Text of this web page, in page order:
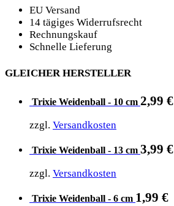
EU Versand
14 tägiges Widerrufsrecht
Rechnungskauf
Schnelle Lieferung
GLEICHER HERSTELLER
Trixie Weidenball - 10 cm 2,99 €
zzgl. Versandkosten
Trixie Weidenball - 13 cm 3,99 €
zzgl. Versandkosten
Trixie Weidenball - 6 cm 1,99 €